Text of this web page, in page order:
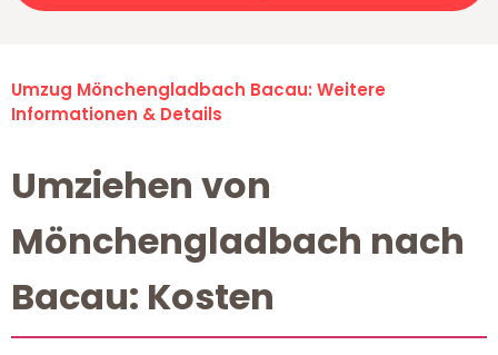
Umzug Mönchengladbach Bacau: Weitere
Informationen & Details
Umziehen von
Mönchengladbach nach
Bacau: Kosten